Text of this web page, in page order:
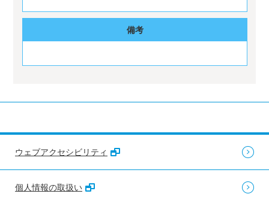
備考
ウェブアクセシビリティ
個人情報の取扱い